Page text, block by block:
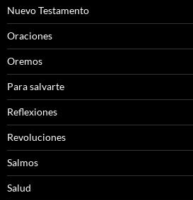
Nuevo Testamento
Oraciones
Oremos
Para salvarte
Reflexiones
Revoluciones
Salmos
Salud